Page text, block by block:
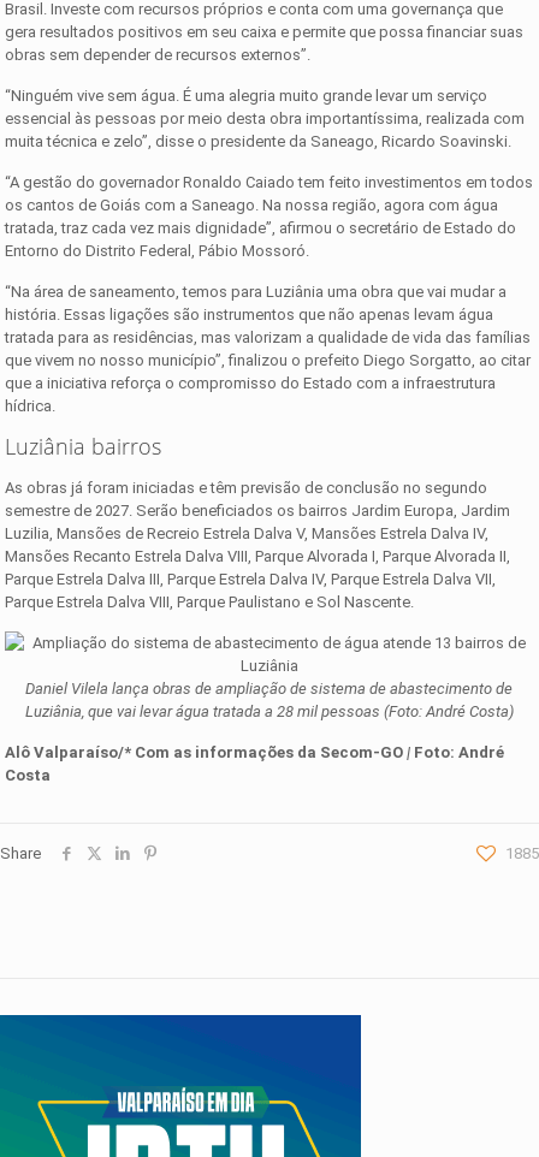
Brasil. Investe com recursos próprios e conta com uma governança que
gera resultados positivos em seu caixa e permite que possa financiar suas
obras sem depender de recursos externos”.
“Ninguém vive sem água. É uma alegria muito grande levar um serviço
essencial às pessoas por meio desta obra importantíssima, realizada com
muita técnica e zelo”, disse o presidente da Saneago, Ricardo Soavinski.
“A gestão do governador Ronaldo Caiado tem feito investimentos em todos
os cantos de Goiás com a Saneago. Na nossa região, agora com água
tratada, traz cada vez mais dignidade”, afirmou o secretário de Estado do
Entorno do Distrito Federal, Pábio Mossoró.
“Na área de saneamento, temos para Luziânia uma obra que vai mudar a
história. Essas ligações são instrumentos que não apenas levam água
tratada para as residências, mas valorizam a qualidade de vida das famílias
que vivem no nosso município”, finalizou o prefeito Diego Sorgatto, ao citar
que a iniciativa reforça o compromisso do Estado com a infraestrutura
hídrica.
Luziânia bairros
As obras já foram iniciadas e têm previsão de conclusão no segundo
semestre de 2027. Serão beneficiados os bairros Jardim Europa, Jardim
Luzilia, Mansões de Recreio Estrela Dalva V, Mansões Estrela Dalva IV,
Mansões Recanto Estrela Dalva VIII, Parque Alvorada I, Parque Alvorada II,
Parque Estrela Dalva III, Parque Estrela Dalva IV, Parque Estrela Dalva VII,
Parque Estrela Dalva VIII, Parque Paulistano e Sol Nascente.
Daniel Vilela lança obras de ampliação de sistema de abastecimento de
Luziânia, que vai levar água tratada a 28 mil pessoas (Foto: André Costa)
Alô Valparaíso/* Com as informações d a Secom-GO | Foto: André
Costa
Share 1885